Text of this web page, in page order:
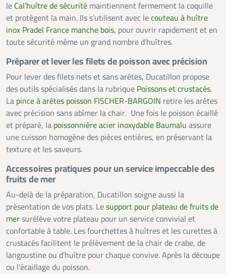
le Cal’huître de sécurité maintiennent fermement la coquille
et protègent la main. Ils s’utilisent avec lecouteau à huître
inox Pradel France manche bois, pour ouvrir rapidement et en
toute sécurité même un grand nombre d’huîtres.
Préparer et lever les filets de poisson avec précision
Pour lever des filets nets et sans arêtes, Ducatillon propose
des outils spécialisés dans la rubrique Poissons et crustacés.
La pince à arêtes poisson FISCHER-BARGOIN retire les arêtes
avec précision sans abîmer la chair. Une fois le poisson écaillé
et préparé, la poissonnière acier inoxydable Baumalu assure
une cuisson homogène des pièces entières, en préservant la
texture et les saveurs.
Accessoires pratiques pour un service impeccable des
fruits de mer
Au-delà de la préparation, Ducatillon soigne aussi la
présentation de vos plats. Lesupport pour plateau de fruits de
mersurélève votre plateau pour un service convivial et
confortable à table. Les fourchettes à huîtres et les curettes à
crustacés facilitent le prélèvement de la chair de crabe, de
langoustine ou d’huître pour chaque convive. Après la découpe
ou l’écaillage du poisson.